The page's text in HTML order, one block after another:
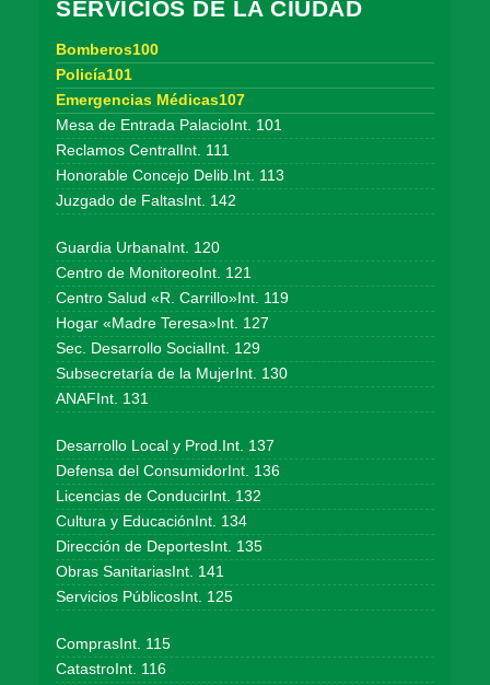
SERVICIOS DE LA CIUDAD
Bomberos100
Policía101
Emergencias Médicas107
Mesa de Entrada PalacioInt. 101
Reclamos CentralInt. 111
Honorable Concejo Delib.Int. 113
Juzgado de FaltasInt. 142
Guardia UrbanaInt. 120
Centro de MonitoreoInt. 121
Centro Salud «R. Carrillo»Int. 119
Hogar «Madre Teresa»Int. 127
Sec. Desarrollo SocialInt. 129
Subsecretaría de la MujerInt. 130
ANAFInt. 131
Desarrollo Local y Prod.Int. 137
Defensa del ConsumidorInt. 136
Licencias de ConducirInt. 132
Cultura y EducaciónInt. 134
Dirección de DeportesInt. 135
Obras SanitariasInt. 141
Servicios PúblicosInt. 125
ComprasInt. 115
CatastroInt. 116